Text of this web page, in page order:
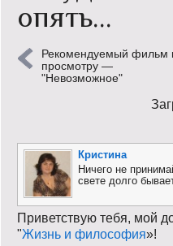
Кинообзор
Книгообзор
Поговорим?!
Риторика
Слово гостям
опять…
Рекомендуемый фильм
просмотру —
"Невозможное"
Кристина
Ничего не
свете долго
Приветствую тебя, мой
"Жизнь и философия»!